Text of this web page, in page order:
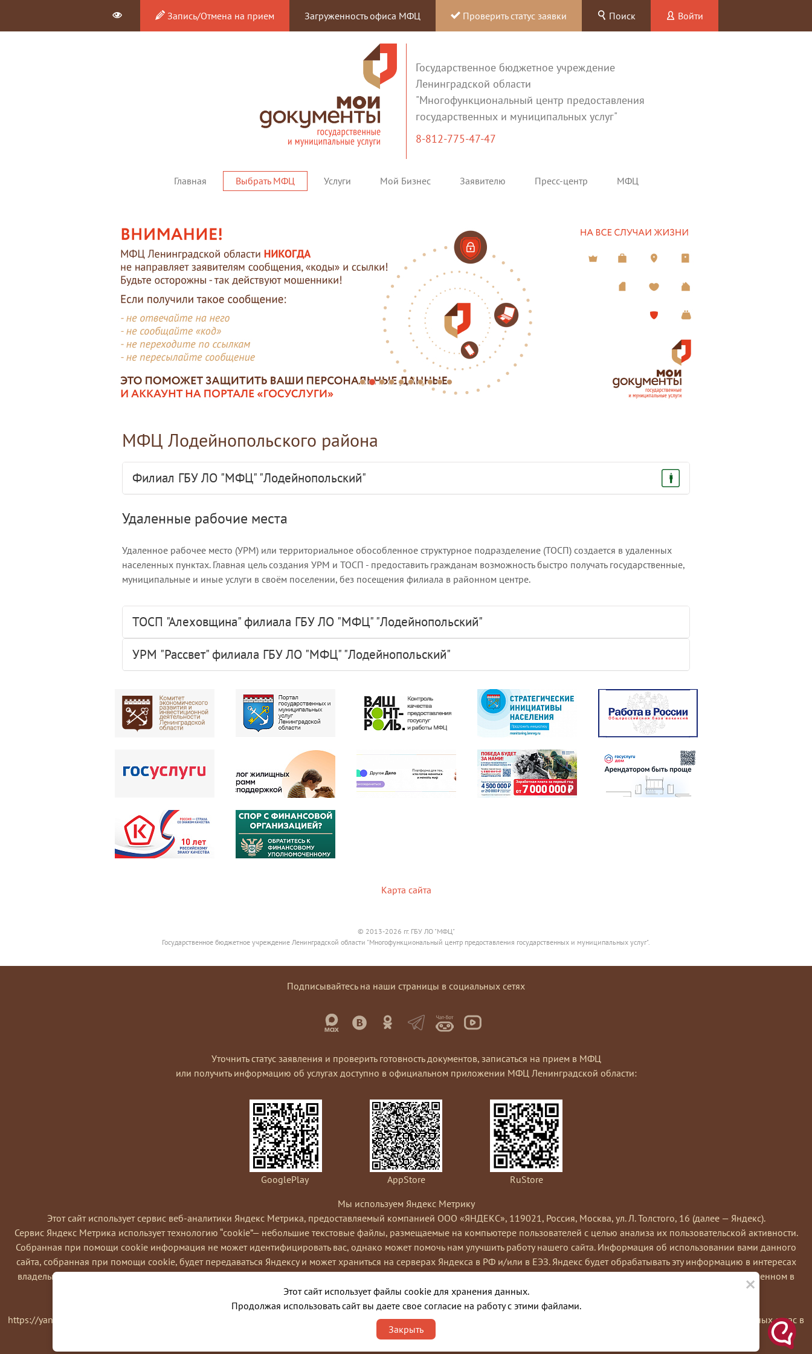
×
Этот сайт использует файлы cookie для хранения данных.
Продолжая использовать сайт вы даете свое согласие на работу с этими файлами.
Закрыть
Запись/Отмена на прием Загруженность офиса МФЦ Проверить статус заявки Поиск Войти
Государственное бюджетное учреждение
Ленинградской области
"Многофункциональный центр предоставления
государственных и муниципальных услуг"
8-812-775-47-47
Главная Выбрать МФЦ Услуги Мой Бизнес Заявителю Пресс-центр МФЦ
МФЦ Лодейнопольского района
Филиал ГБУ ЛО "МФЦ" "Лодейнопольский"
Удаленные рабочие места
Удаленное рабочее место (УРМ) или территориальное обособленное структурное подразделение (ТОСП) создается в удаленных
населенных пунктах. Главная цель создания УРМ и ТОСП - предоставить гражданам возможность быстро получать государственные,
муниципальные и иные услуги в своём поселении, без посещения филиала в районном центре.
ТОСП "Алеховщина" филиала ГБУ ЛО "МФЦ" "Лодейнопольский"
УРМ "Рассвет" филиала ГБУ ЛО "МФЦ" "Лодейнопольский"
Карта сайта
© 2013-2026 гг. ГБУ ЛО "МФЦ"
Государственное бюджетное учреждение Ленинградской области "Многофункциональный центр предоставления государственных и муниципальных услуг".
Подписывайтесь на наши страницы в социальных сетях
Уточнить статус заявления и проверить готовность документов, записаться на прием в МФЦ
или получить информацию об услугах доступно в официальном приложении МФЦ Ленинградской области:
GooglePlay AppStore
RuStore
Мы используем Яндекс Метрику
Этот сайт использует сервис веб-аналитики Яндекс Метрика, предоставляемый компанией ООО «ЯНДЕКС», 119021, Россия, Москва, ул. Л. Толстого, 16 (далее — Яндекс).
Сервис Яндекс Метрика использует технологию “cookie”— небольшие текстовые файлы, размещаемые на компьютере пользователей с целью анализа их пользовательской активности.
Coбранная при помощи cookie информация не может идентифицировать вас, однако может помочь нам улучшить работу нашего сайта. Информация об использовании вами данного
сайта, собранная при помощи cookie, будет передаваться Яндексу и может храниться на серверах Яндекса в РФ и/или в ЕЭЗ. Яндекс будет обрабатывать эту информацию в интересах
владельца сайта, в частности, для оценки использования вами сайта, составления отчетов об активности на сайте. Яндекс обрабатывает эту информацию в порядке, установленном в
Условиях использования сервиса Яндекс Метрика.
Вы можете отказаться от использования cookies, выбрав соответствующие настройки в браузере. Также вы можете использовать инструмент —
https://yandex.ru/support/metrika/general/opt-out.html Однако это может повлиять на работу некоторых функций сайта. Используя этот сайт, вы соглашаетесь на обработку данных о вас в
порядке и целях, указанных выше.